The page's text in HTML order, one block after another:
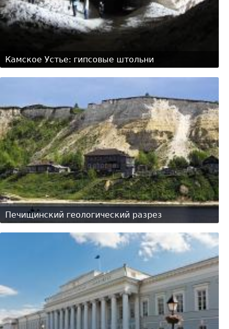
Камское Устье: гипсовые штольни
Печищинский геологический разрез